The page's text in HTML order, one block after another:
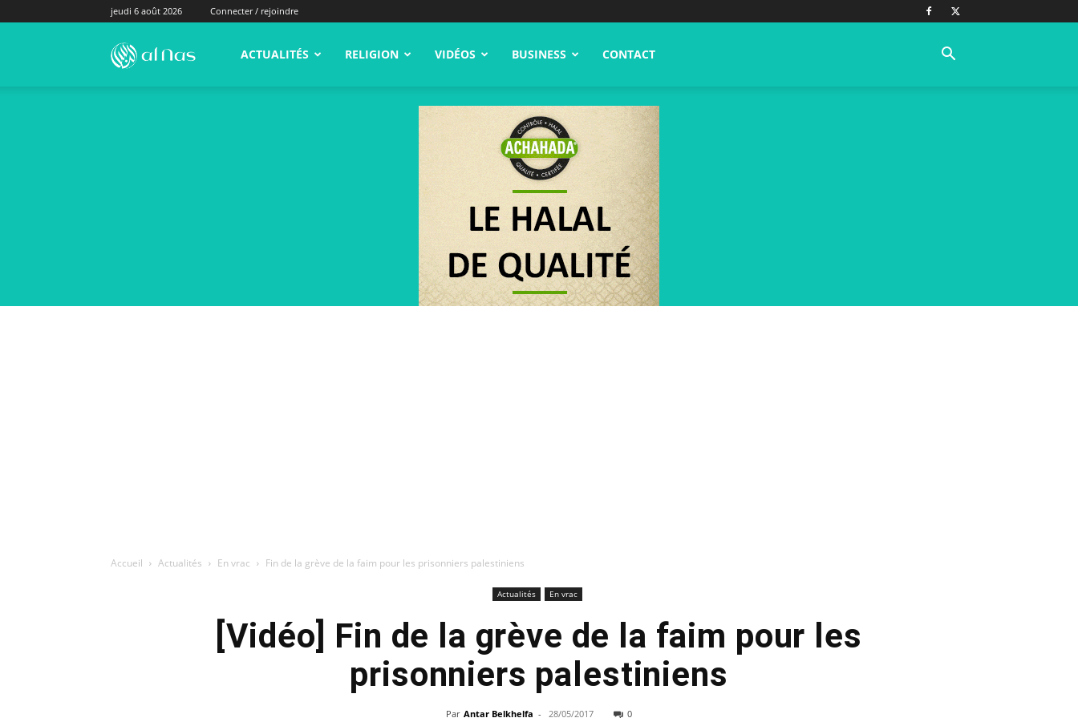
jeudi 6 août 2026 Connecter / rejoindre
alNas.fr ACTUALITÉS RELIGION VIDÉOS BUSINESS CONTACT
Accueil Actualités En vrac Fin de la grève de la faim pour les prisonniers palestiniens
Actualités En vrac
[Vidéo] Fin de la grève de la faim pour les
prisonniers palestiniens
Par Antar Belkhelfa - 28/05/2017 0